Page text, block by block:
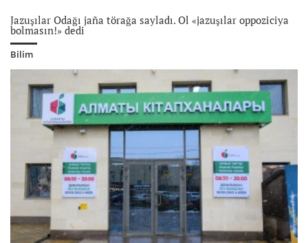
Jazuşılar Odağı jaña törağa sayladı. Ol «jazuşılar oppoziciya
bolmasın!» dedi
Bilim